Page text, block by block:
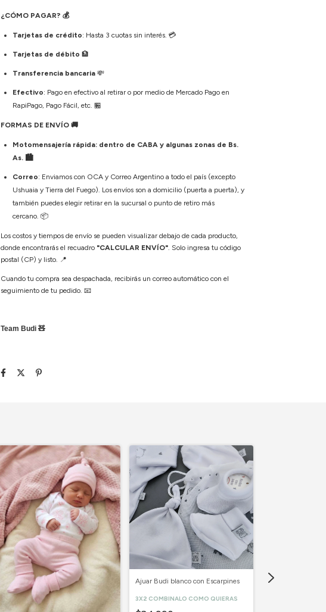
¿CÓMO PAGAR? 💰
Tarjetas de crédito: Hasta 3 cuotas sin interés. 💳
Tarjetas de débito 🏦
Transferencia bancaria 💸
Efectivo: Pago en efectivo al retirar o por medio de Mercado Pago en
RapiPago, Pago Fácil, etc. 🏪
FORMAS DE ENVÍO 🚚
Motomensajería rápida: dentro de CABA y algunas zonas de Bs.
As. 🏙️
Correo: Enviamos con OCA y Correo Argentino a todo el país (excepto
Ushuaia y Tierra del Fuego). Los envíos son a domicilio (puerta a puerta), y
también puedes elegir retirar en la sucursal o punto de retiro más
cercano. 📦
Los costos y tiempos de envío se pueden visualizar debajo de cada producto,
donde encontrarás el recuadro "CALCULAR ENVÍO" . Solo ingresa tu código
postal (CP) y listo.
📍
Cuando tu compra sea despachada, recibirás un correo automático con el
seguimiento de tu pedido. 📧
Team Budi 🧸
Ajuar Budi blanco con Escarpines
3X2 COMBINALO COMO QUIERAS